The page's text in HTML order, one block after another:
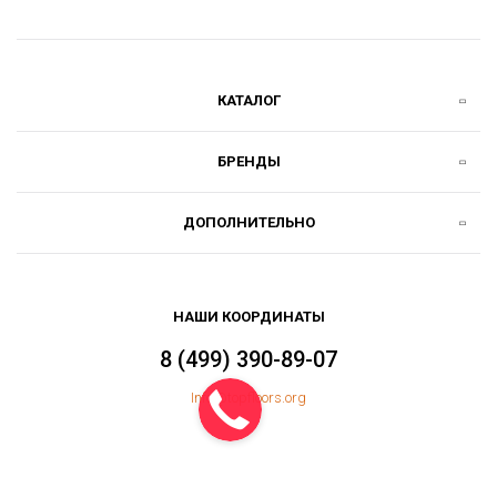
КАТАЛОГ
БРЕНДЫ
ДОПОЛНИТЕЛЬНО
НАШИ КООРДИНАТЫ
8 (499) 390-89-07
Info@topfloors.org